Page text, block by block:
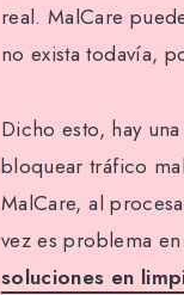
real. MalCare
no exista todavía,
Dicho esto, hay
bloquear tráfico
MalCare, al
vez es problema
soluciones en